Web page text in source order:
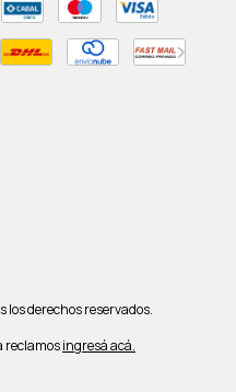
los derechos reservados.
reclamosingresá acá.